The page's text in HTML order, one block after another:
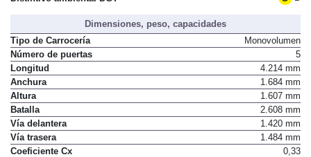
Dimensiones, peso, capacidades
Tipo de Carrocería
Monovolumen
Número de puertas
5
Longitud
4.214 mm
Anchura
1.684 mm
Altura
1.607 mm
Batalla
2.608 mm
Vía delantera
1.420 mm
Vía trasera
1.484 mm
Coeficiente Cx
0,33